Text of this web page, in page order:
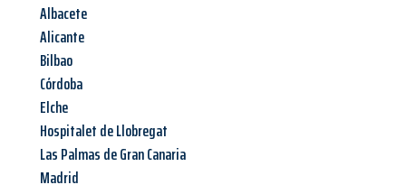
Albacete
Alicante
Bilbao
Córdoba
Elche
Hospitalet de Llobregat
Las Palmas de Gran Canaria
Madrid